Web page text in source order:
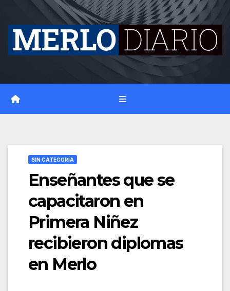
content
SIN CATEGORÍA
Enseñantes que se
capacitaron en
Primera Niñez
recibieron diplomas
en Merlo